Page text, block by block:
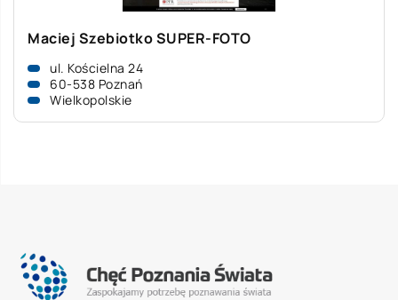
Maciej Szebiotko SUPER-FOTO
ul. Kościelna 24
60-538 Poznań
Wielkopolskie